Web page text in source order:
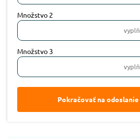
Množstvo 2
Množstvo 3
Pokračovať na